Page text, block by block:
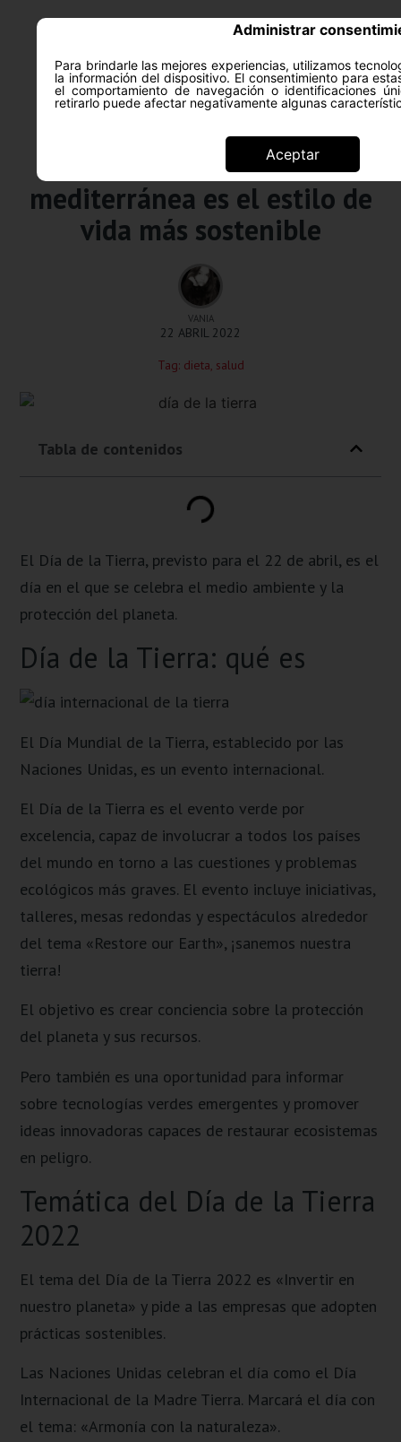
Administrar
Para brindarle las mejores experiencias, utilizamos
la información del dispositivo. El consentimiento para
el comportamiento de navegación o identificaciones
retirarlo puede afectar negativamente algunas
Aceptar
Salud y psicología
Día de la Tierra: la dieta
mediterránea es el estilo de
vida más sostenible
VANIA
22 ABRIL 2022
Tag: dieta salud
Tabla de contenidos
El Día de la Tierra, previsto para el 22 de abril, es el
día en el que se celebra el medio ambiente y la
protección del planeta.
Día de la Tierra: qué es
El Día Mundial de la Tierra, establecido por las
Naciones Unidas, es un evento internacional.
El Día de la Tierra es el evento verde por
excelencia, capaz de involucrar a todos los países
del mundo en torno a las cuestiones y problemas
ecológicos más graves. El evento incluye iniciativas,
talleres, mesas redondas y espectáculos alrededor
del tema «Restore our Earth», ¡sanemos nuestra
tierra!
El objetivo es crear conciencia sobre la protección
del planeta y sus recursos.
Pero también es una oportunidad para informar
sobre tecnologías verdes emergentes y promover
ideas innovadoras capaces de restaurar ecosistemas
en peligro.
Temática del Día de la Tierra
2022
El tema del Día de la Tierra 2022 es «Invertir en
nuestro planeta» y pide a las empresas que adopten
prácticas sostenibles.
Las Naciones Unidas celebran el día como el Día
Internacional de la Madre Tierra. Marcará el día con
el tema: «Armonía con la naturaleza».